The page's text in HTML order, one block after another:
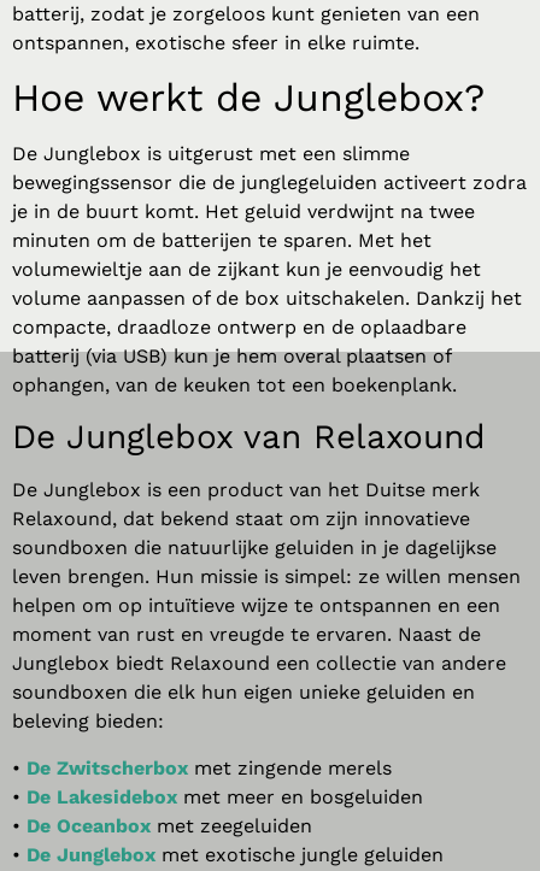
batterij, zodat je zorgeloos kunt genieten van een
ontspannen, exotische sfeer in elke ruimte.
Hoe werkt de Junglebox?
De Junglebox is uitgerust met een slimme
bewegingssensor die de junglegeluiden activeert zodra
je in de buurt komt. Het geluid verdwijnt na twee
minuten om de batterijen te sparen. Met het
volumewieltje aan de zijkant kun je eenvoudig het
volume aanpassen of de box uitschakelen. Dankzij het
compacte, draadloze ontwerp en de oplaadbare
batterij (via USB) kun je hem overal plaatsen of
ophangen, van de keuken tot een boekenplank.
De Junglebox van Relaxound
De Junglebox is een product van het Duitse merk
Relaxound, dat bekend staat om zijn innovatieve
soundboxen die natuurlijke geluiden in je dagelijkse
leven brengen. Hun missie is simpel: ze willen mensen
helpen om op intuïtieve wijze te ontspannen en een
moment van rust en vreugde te ervaren. Naast de
Junglebox biedt Relaxound een collectie van andere
soundboxen die elk hun eigen unieke geluiden en
beleving bieden:
• De Zwitscherbox met zingende merels
• De Lakesidebox met meer en bosgeluiden
• De Oceanbox met zeegeluiden
• De Junglebox met exotische jungle geluiden